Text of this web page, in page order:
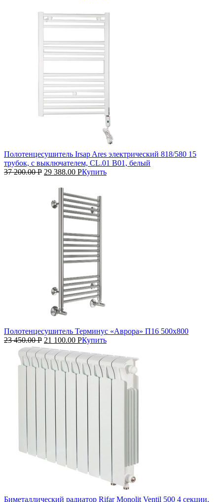
Полотенцесушитель Irsap Ares электрический 818/580 15
трубок, с выключателем, CL.01 B01, белый
37 200.00Р 29 388.00 РКупить
Полотенцесушитель Терминус «Аврора» П16 500х800
23 450.00Р 21 100.00 РКупить
Биметаллический радиатор Rifar Monolit Ventil 500 4 секции,